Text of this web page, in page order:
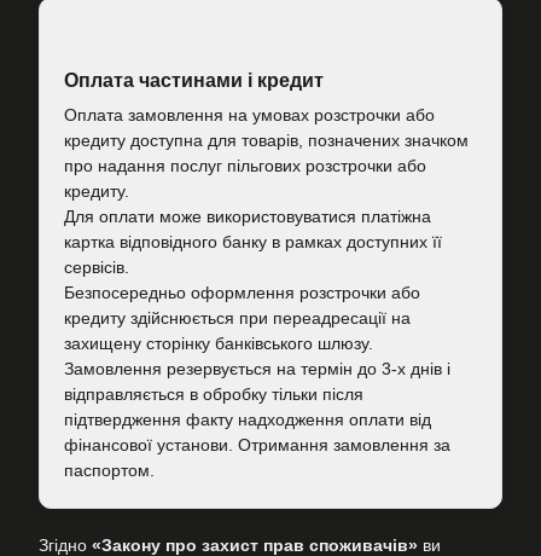
Оплата частинами і кредит
Оплата замовлення на умовах розстрочки або
кредиту доступна для товарів, позначених значком
про надання послуг пільгових розстрочки або
кредиту.
Для оплати може використовуватися платіжна
картка відповідного банку в рамках доступних її
сервісів.
Безпосередньо оформлення розстрочки або
кредиту здійснюється при переадресації на
захищену сторінку банківського шлюзу.
Замовлення резервується на термін до 3-х днів і
відправляється в обробку тільки після
підтвердження факту надходження оплати від
фінансової установи. Отримання замовлення за
паспортом.
Згідно «Закону про захист прав споживачів» ви